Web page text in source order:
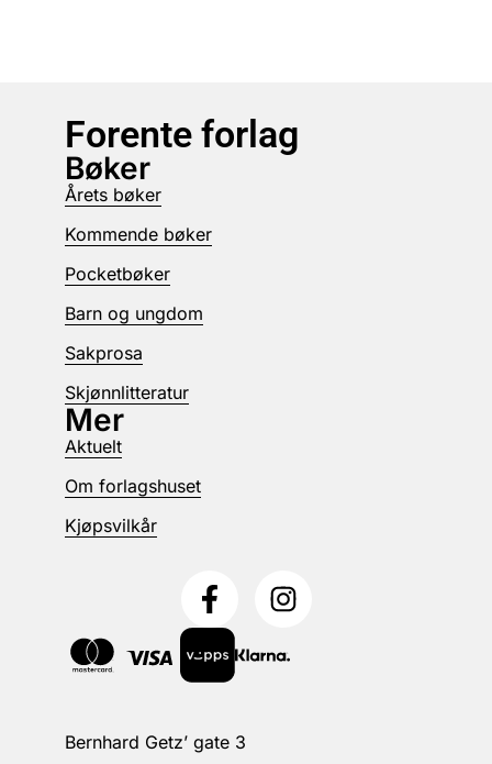
Forente forlag
Bernhard Getz’ gate 3
Bøker
Årets bøker
Kommende bøker
Pocketbøker
Barn og ungdom
Sakprosa
Skjønnlitteratur
Mer
Aktuelt
Om forlagshuset
Kjøpsvilkår